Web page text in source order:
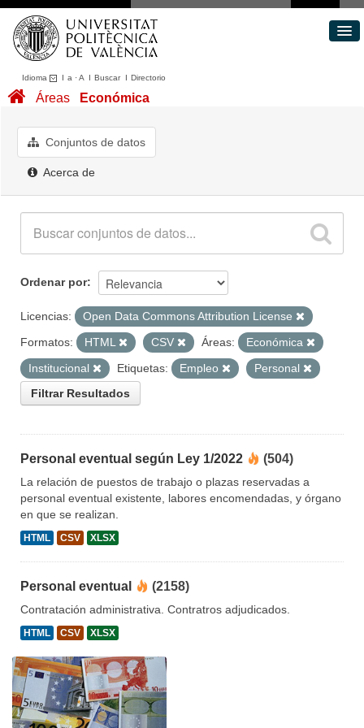
Idioma I a ·A I BuscarI Directorio
Conjuntos de datos
Acerca de
Áreas Económica
Conjuntos de datos
Acerca de
Ordenar por
Licencias:
Open Data Commons Attribution License
Formatos:
HTML CSV Áreas:
Económica
Institucional
Etiquetas: Empleo
Personal
Filtrar Resultados
Personal eventual según Ley 1/2022 (504)
La relación de puestos de trabajo o plazas reservadas a
personal eventual existente, labores encomendadas, y órgano
en que se realizan.
HTML CSV XLSX
Personal eventual (2158)
Contratación administrativa. Contratros adjudicados.
HTML CSV XLSX